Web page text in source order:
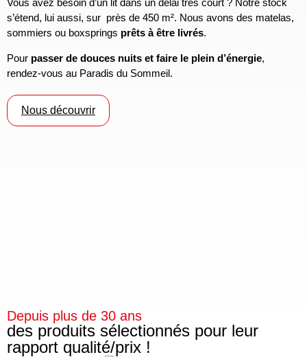
Vous avez besoin d’un lit dans un délai très court ? Notre stock
s’étend, lui aussi, sur près de 450 m². Nous avons des matelas,
sommiers ou boxsprings prêts à être livrés.
Pour passer de douces nuits et faire le plein d’énergie,
rendez-vous au Paradis du Sommeil.
Nous découvrir
Depuis plus de 30 ans
des produits sélectionnés pour leur
rapport qualité/prix !